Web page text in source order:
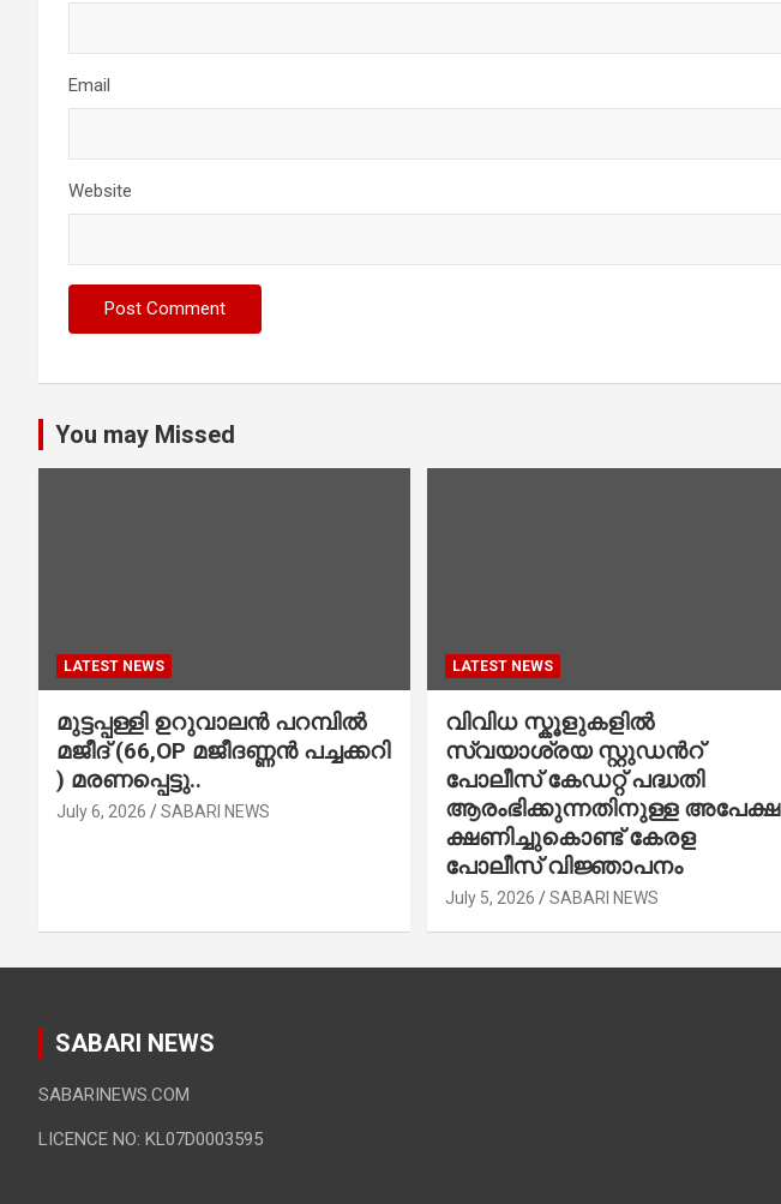
Email
Website
You may Missed
LATEST NEWS
മുട്ടപ്പള്ളി ഉറുവാലൻ പറമ്പിൽ
മജീദ് (66,OP മജീദണ്ണൻ പച്ചക്കറി
) മരണപ്പെട്ടു..
July 6, 2026 SABARI NEWS
LATEST NEWS
വിവിധ സ്കൂളുകളില്‍
സ്വയാശ്രയ സ്റ്റുഡന്‍റ്
പോലീസ് കേഡറ്റ് പദ്ധതി
ആരംഭിക്കുന്നതിനുള്ള അപേക്ഷ
ക്ഷണിച്ചുകൊണ്ട് കേരള
പോലീസ് വിജ്ഞാപനം
July 5, 2026 SABARI NEWS
SABARI NEWS
SABARINEWS.COM
LICENCE NO: KL07D0003595